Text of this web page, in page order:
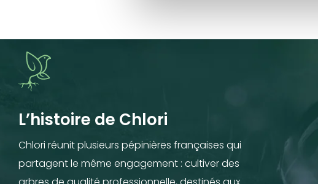
L’histoire de Chlori
Chlori réunit plusieurs pépinières françaises qui
partagent le même engagement : cultiver des